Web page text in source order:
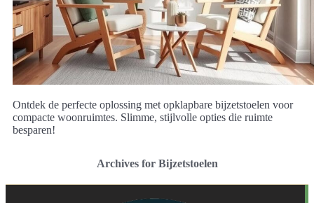
Ontdek de perfecte oplossing met opklapbare bijzetstoelen voor
compacte woonruimtes. Slimme, stijlvolle opties die ruimte
besparen!
Archives for Bijzetstoelen